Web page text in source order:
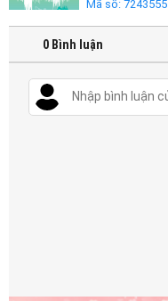
Mã số: 7243555
0 Bình luận